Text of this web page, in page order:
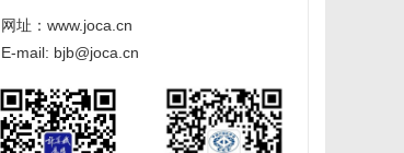
网址：www.joca.cn
E-mail: bjb@joca.cn